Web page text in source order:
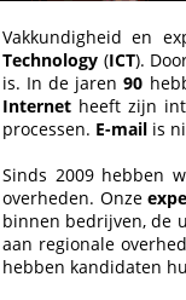
Vakkundigheid en
Technology (ICT).
is. In de jaren90
Internet heeft zijn
processen. E-mail is
Sinds 2009 hebben
overheden. Onze
binnen bedrijven, de
aan regionale
hebben kandidaten